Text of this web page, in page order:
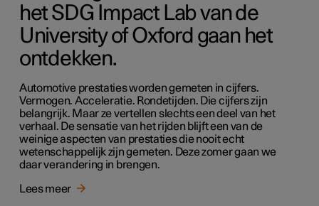
het SDG Impact Lab van de
University of Oxford gaan het
ontdekken.
Automotive prestaties worden gemeten in cijfers.
Vermogen. Acceleratie. Rondetijden. Die cijfers zijn
belangrijk. Maar ze vertellen slechts een deel van het
verhaal. De sensatie van het rijden blijft een van de
weinige aspecten van prestaties die nooit echt
wetenschappelijk zijn gemeten. Deze zomer gaan we
daar verandering in brengen.
Lees meer